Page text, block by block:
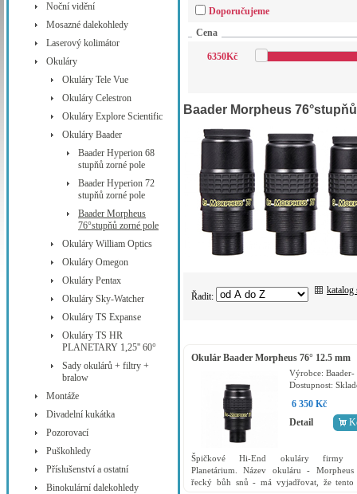
Noční vidění
Mosazné dalekohledy
Laserový kolimátor
Okuláry
Okuláry Tele Vue
Okuláry Celestron
Okuláry Explore Scientific
Okuláry Baader
Baader Hyperion 68
stupňů zorné pole
Baader Hyperion 72
stupňů zorné pole
Baader Morpheus
76°stupňů zorné pole
Okuláry William Optics
Okuláry Omegon
Okuláry Pentax
Okuláry Sky-Watcher
Okuláry TS Expanse
Okuláry TS HR
PLANETARY 1,25'' 60°
Sady okulárů + filtry +
bralow
Montáže
Divadelní kukátka
Pozorovací
Puškohledy
Příslušenství a ostatní
Binokulární dalekohledy
Doporučujeme
Cena
6350Kč
Baader Morpheus
Řadit:
katalog
Okulár Baader Morpheus 76° 12.5 mm
Výrobce: Baader-
planetarium
Dostupnost:
6 350 Kč
Detail
Špičkové Hi-End okuláry firmy
Planetárium. Název okuláru - Morpheus
řecký bůh snů - má vyjadřovat, že tento